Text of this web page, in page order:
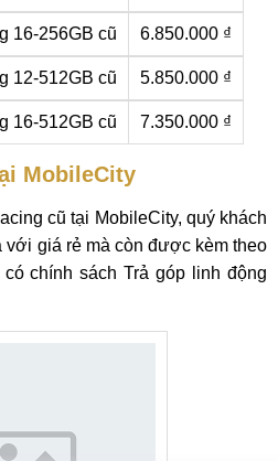
16-256GB cũ 6.850.000 ₫
12-512GB cũ 5.850.000 ₫
16-512GB cũ 7.350.000 ₫
MobileCity
cũ tại MobileCity, quý khách
giá rẻ mà còn được kèm theo
chính sách Trả góp linh động